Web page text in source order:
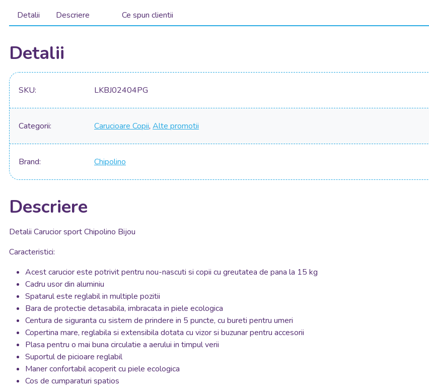
Detalii Descriere Ce spun clientii
Detalii
SKU LKBJ02404PG
Categorii Carucioare Copii, Alte promotii
Brand Chipolino
Descriere
Detalii Carucior sport Chipolino Bijou
Caracteristici:
Acest carucior este potrivit pentru nou-nascuti si copii cu greutatea de pana la 15 kg
Cadru usor din aluminiu
Spatarul este reglabil in multiple pozitii
Bara de protectie detasabila, imbracata in piele ecologica
Centura de siguranta cu sistem de prindere in 5 puncte, cu bureti pentru umeri
Copertina mare, reglabila si extensibila dotata cu vizor si buzunar pentru accesorii
Plasa pentru o mai buna circulatie a aerului in timpul verii
Suportul de picioare reglabil
Maner confortabil acoperit cu piele ecologica
Cos de cumparaturi spatios